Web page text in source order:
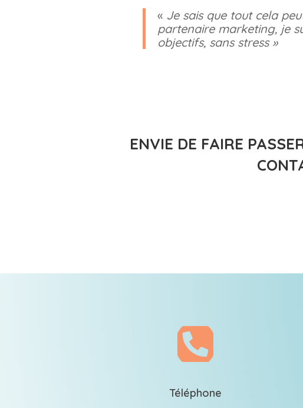
« Je sais que tout cela
partenaire marketing, je
objectifs, sans stress »
ENVIE DE FAIRE

Téléphone